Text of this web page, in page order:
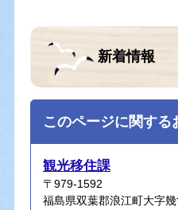
新着情報
このページに関する
観光移住課
〒979-1592
福島県双葉郡浪江町大字